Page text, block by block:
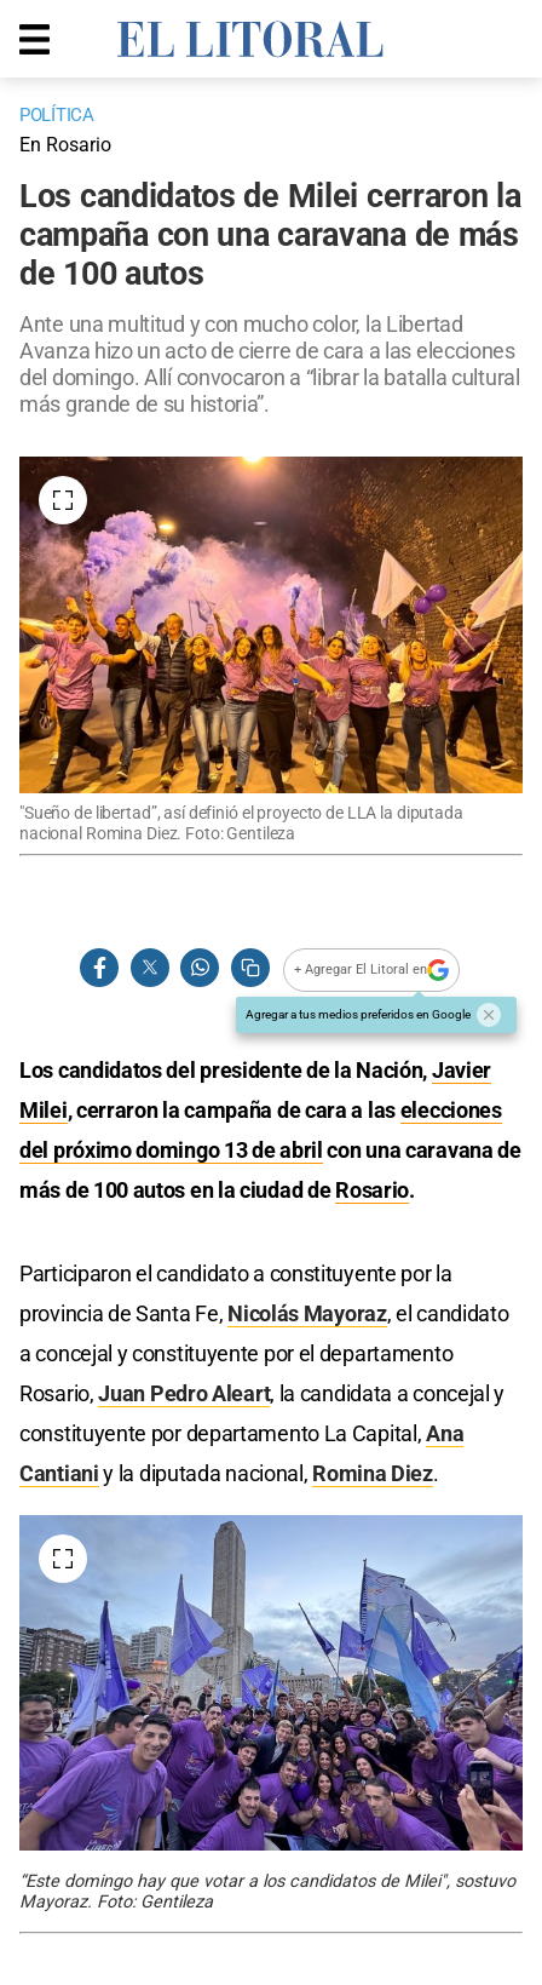
POLÍTICA
En Rosario
Los candidatos de Milei cerraron la
campaña con una caravana de más
de 100 autos
Ante una multitud y con mucho color, la Libertad
Avanza hizo un acto de cierre de cara a las elecciones
del domingo. Allí convocaron a “librar la batalla cultural
más grande de su historia”.
"Sueño de libertad”, así definió el proyecto de LLA la diputada
nacional Romina Diez. Foto: Gentileza
+ Agregar El Litoral en
Agregar a tus medios preferidos en Google
Los candidatos del presidente de la Nación,Javier
Milei, cerraron la campaña de cara a laselecciones
del próximo domingo 13 de abrilcon una caravana de
más de 100 autos en la ciudad deRosario.
Participaron el candidato a constituyente por la
provincia de Santa Fe, Nicolás Mayoraz, el candidato
a concejal y constituyente por el departamento
Rosario,Juan Pedro Aleart, la candidata a concejal y
constituyente por departamento La Capital,Ana
Cantianiy la diputada nacional, Romina Diez.
“Este domingo hay que votar a los candidatos de Milei", sostuvo
Mayoraz. Foto: Gentileza